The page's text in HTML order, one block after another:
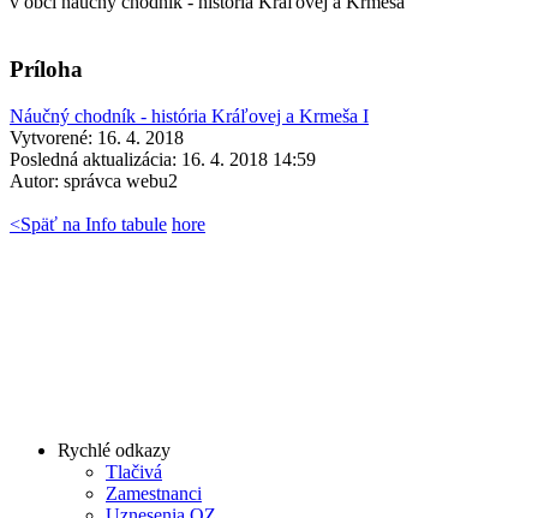
Príloha
Náučný chodník - história Kráľovej a Krmeša I
Vytvorené: 16. 4. 2018
Posledná aktualizácia: 16. 4. 2018 14:59
Autor: správca webu2
<Späť na Info tabule hore
Rychlé odkazy
Tlačivá
Zamestnanci